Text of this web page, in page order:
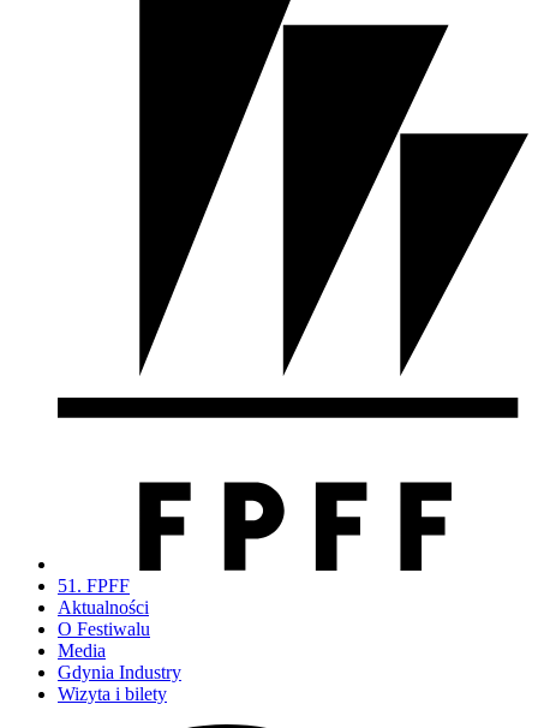
51. FPFF
Aktualności
O Festiwalu
Media
Gdynia Industry
Wizyta i bilety